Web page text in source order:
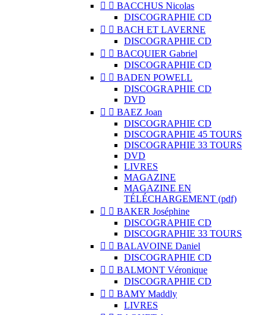
  BACCHUS Nicolas
DISCOGRAPHIE CD
  BACH ET LAVERNE
DISCOGRAPHIE CD
  BACQUIER Gabriel
DISCOGRAPHIE CD
  BADEN POWELL
DISCOGRAPHIE CD
DVD
  BAEZ Joan
DISCOGRAPHIE CD
DISCOGRAPHIE 45 TOURS
DISCOGRAPHIE 33 TOURS
DVD
LIVRES
MAGAZINE
MAGAZINE EN
TÉLÉCHARGEMENT (pdf)
  BAKER Joséphine
DISCOGRAPHIE CD
DISCOGRAPHIE 33 TOURS
  BALAVOINE Daniel
DISCOGRAPHIE CD
  BALMONT Véronique
DISCOGRAPHIE CD
  BAMY Maddly
LIVRES